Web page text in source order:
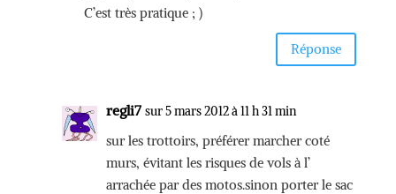
C’est très pratique ; )
Réponse
regli7 sur 5 mars 2012 à 11 h 31 min
sur les trottoirs, préférer marcher coté
murs, évitant les risques de vols à l’
arrachée par des motos.sinon porter le sac